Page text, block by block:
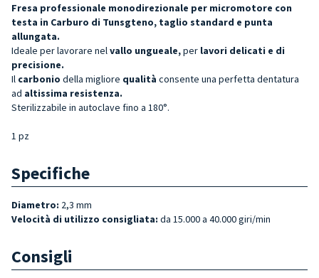
Fresa professionale monodirezionale per micromotore con
testa in Carburo di Tunsgteno, taglio standard e punta
allungata.
Ideale per lavorare nel vallo ungueale,per lavori delicati e di
precisione.
Il carbonio della migliore qualità consente una perfetta dentatura
ad altissima resistenza.
Sterilizzabile in autoclave fino a 180°.
1 pz
Specifiche
Diametro: 2,3 mm
Velocità di utilizzo consigliata: da 15.000 a 40.000 giri/min
Consigli